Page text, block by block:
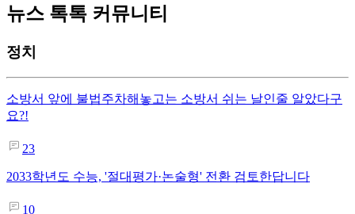
뉴스 톡톡 커뮤니티
정치
소방서 앞에 불법주차해놓고는 소방서 쉬는 날인줄 알았다구
요?!
23
2033학년도 수능, '절대평가·논술형' 전환 검토한답니다
10